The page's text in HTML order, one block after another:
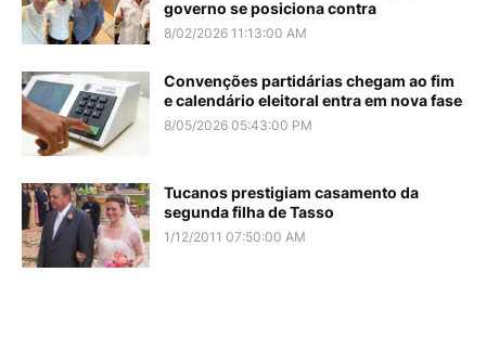
governo se posiciona contra
8/02/2026 11:13:00 AM
Convenções partidárias chegam ao fim
e calendário eleitoral entra em nova fase
8/05/2026 05:43:00 PM
Tucanos prestigiam casamento da
segunda filha de Tasso
1/12/2011 07:50:00 AM